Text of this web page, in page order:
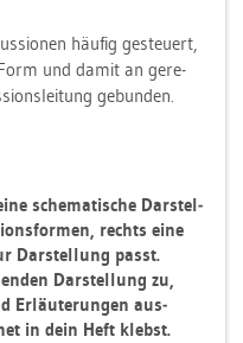
häu­fig ge­steu­ert,
und damit an ge­re­
ge­bun­den.
sche­ma­ti­sche Dar­stel­
rechts eine
Dar­stel­lung passt.
Dar­stel­lung zu,
Er­läu­te­run­gen aus­
in dein Heft klebst.